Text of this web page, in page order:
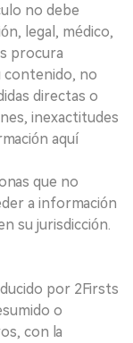
no debe
legal, médico,
procura
contenido, no
directas o
inexactitudes
aquí
que no
a información
su jurisdicción.
por 2Firsts
o
con la